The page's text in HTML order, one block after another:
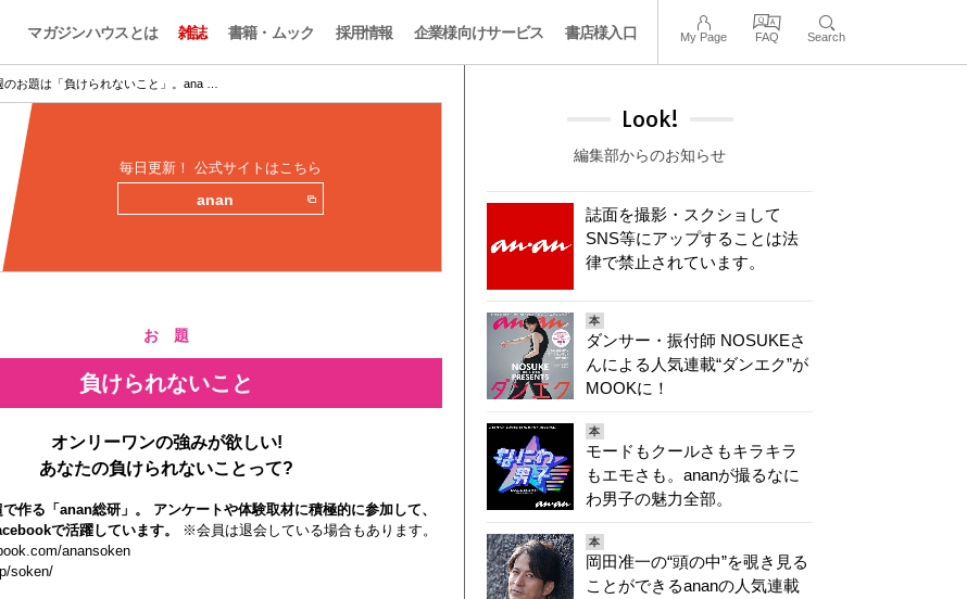
マガジンハウスとは 雑誌 書籍・ムック 採用情報 企業様向けサービス 書店様入口 My Page FAQ Search
のお題は「負けられないこと」。ana …
毎日更新！ 公式サイトはこちら
anan
お 題
負けられないこと
オンリーワンの強みが欲しい!
あなたの負けられないことって?
作る「anan総研」。 アンケートや体験取材に積極的に参加して、
で活躍しています。
※会員は退会している場合もあります。
anansoken
soken/
Look!
編集部からのお知らせ
誌面を撮影・スクショして
SNS等にアップすることは法
律で禁止されています。
本
ダンサー・振付師 NOSUKEさ
んによる人気連載“ダンエク”が
MOOKに！
本
モードもクールさもキラキラ
もエモさも。ananが撮るなに
わ男子の魅力全部。
本
岡田准一の“頭の中”を覗き見る
ことができるananの人気連載